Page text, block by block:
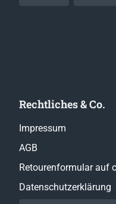
Rechtliches & Co.
Impressum
AGB
Retourenformular auf
Datenschutzerklärung